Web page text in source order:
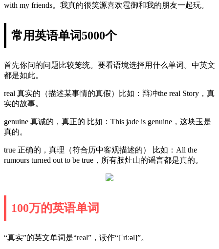
with my friends。我真的很笑源喜欢雹御和我的朋友一起玩。
常用英语单词5000个
首先你问的问题比较笼统。要看语境选择用什么单词。中英文
都是如此。
real 真实的（描述某事情的真假）比如：辩冲the real Story，真
实的故事。
genuine 真诚的，真正的 比如：This jade is genuine，这块玉是
真的。
true 正确的，真理（符合历中客观描述的） 比如：All the
rumours turned out to be true，所有肢灶山的谣言都是真的。
100万的英语单词
“真实”的英文单词是“real”，读作“[ˈriːəl]”。